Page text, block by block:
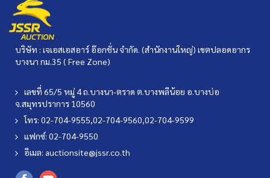
บริษัท : เจเอสเอสอาร์ อ๊อกชั่น จำกัด. (สำนักงานใหญ่) เขตปลอดอากร
บางนา กม.35 ( Free Zone)
เลขที่ 65/5 หมู่ 4 ถ.บางนา-ตราด ต.บางพลีน้อย อ.บางบ่อ
จ.สมุทรปราการ 10560
โทร: 02-704-9555,02-704-9560,02-704-9599
แฟกซ์: 02-704-9550
อีเมล: auctionsite@jssr.co.th